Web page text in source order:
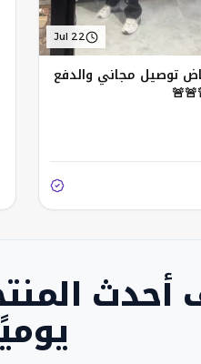
Jul 22
توصيل مجاني والدفع